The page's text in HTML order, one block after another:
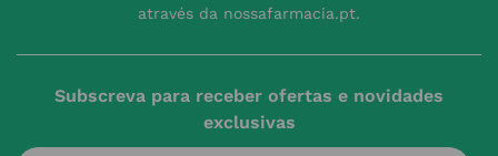
através da nossafarmacia.pt.
Subscreva para receber ofertas e novidades
exclusivas